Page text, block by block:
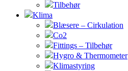
Tilbehør
Klima
Blæsere – Cirkulation
Co2
Fittings – Tilbehør
Hygro & Thermometer
Klimastyring